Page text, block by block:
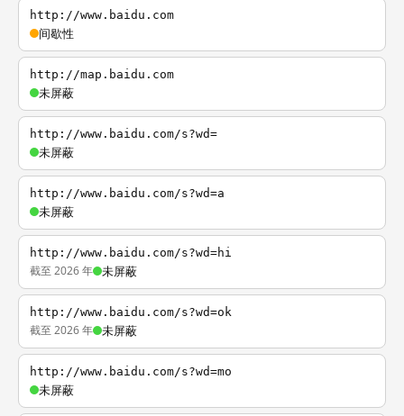
http://www.baidu.com
间歇性
http://map.baidu.com
未屏蔽
http://www.baidu.com/s?wd=
未屏蔽
http://www.baidu.com/s?wd=a
未屏蔽
http://www.baidu.com/s?wd=hi
截至 2026 年 未屏蔽
http://www.baidu.com/s?wd=ok
截至 2026 年 未屏蔽
http://www.baidu.com/s?wd=mo
未屏蔽